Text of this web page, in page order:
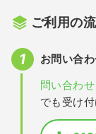
ご利用の
お問い合
問い合わせ
でも受け付